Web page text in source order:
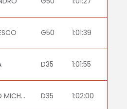
G50 1:01:39
D35 1:01:55
D35 1:02:00